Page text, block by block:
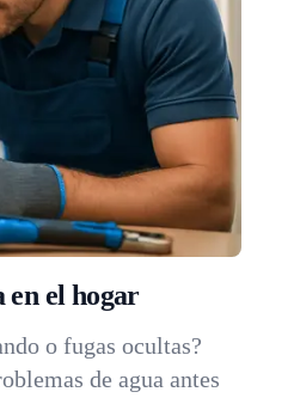
en el hogar
o fugas ocultas?
de agua antes